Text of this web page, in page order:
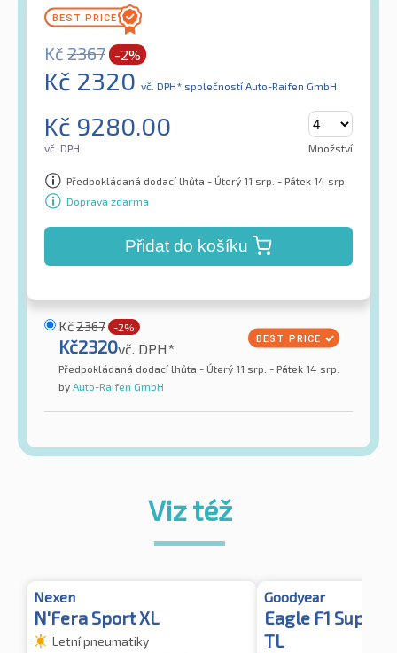
Kč 2367 -2%
Kč 2320 vč. DPH* společností Auto-Raifen GmbH
Kč 9280.00
vč. DPH Množství
Předpokládaná dodací lhůta - Úterý 11 srp. - Pátek 14 srp.
Doprava zdarma
Přidat do košíku
Kč2367 -2%
Kč2320vč. DPH*
Předpokládaná dodací lhůta - Úterý 11 srp. - Pátek 14 srp.
by Auto-Raifen GmbH
Viz též
Nexen
N'Fera Sport XL
Letní pneumatiky
Goodyear
Eagle F1
TL